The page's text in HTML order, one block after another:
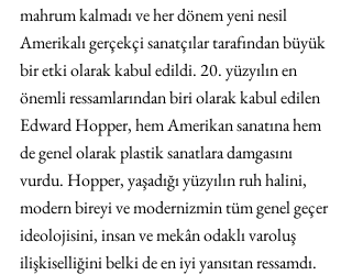
mahrum kalmadı ve her dönem yeni nesil
Amerikalı gerçekçi sanatçılar tarafından büyük
bir etki olarak kabul edildi. 20. yüzyılın en
önemli ressamlarından biri olarak kabul edilen
Edward Hopper, hem Amerikan sanatına hem
de genel olarak plastik sanatlara damgasını
vurdu. Hopper, yaşadığı yüzyılın ruh halini,
modern bireyi ve modernizmin tüm genel geçer
ideolojisini, insan ve mekân odaklı varoluş
ilişkiselliğini belki de en iyi yansıtan ressamdı.